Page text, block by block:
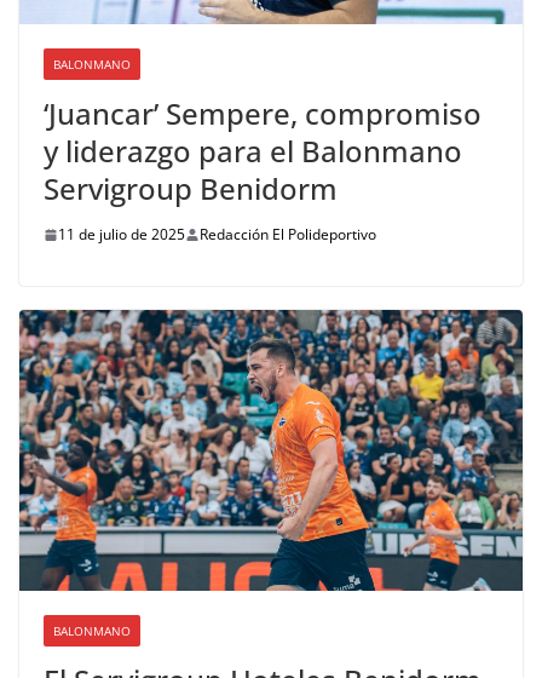
BALONMANO
‘Juancar’ Sempere, compromiso
y liderazgo para el Balonmano
Servigroup Benidorm
11 de julio de 2025 Redacción El Polideportivo
BALONMANO